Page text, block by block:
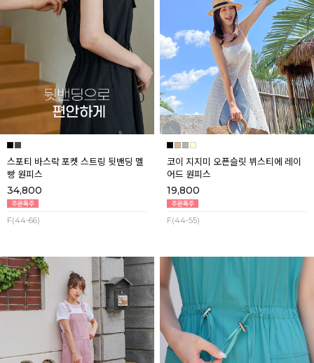
스포티 바스락 포켓 스트링 뒷밴딩 멜
빵 원피스
34,800
F(44-66)
코이 지지미 오픈슬릿 뷔스티에 레이
어드 원피스
19,800
F(44-55)